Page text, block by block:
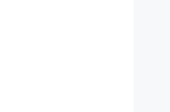
機上玩雙陸棋。憑藉符合西洋
步步高和免費在線玩步步高！
線經典棋盤遊戲之一的雙陸棋